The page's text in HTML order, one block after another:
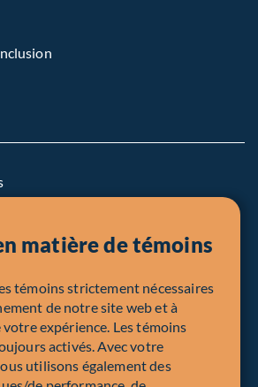
témoins
des États-Unis
en bref
matière de témoins
témoins strictement nécessaires
de notre site web et à
votre expérience. Les témoins
activés. Avec votre
utilisons également des